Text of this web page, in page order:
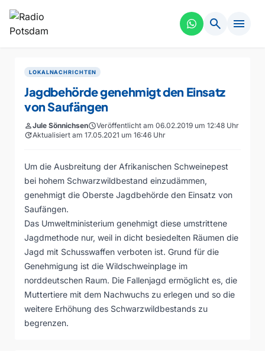
search menu
LOKALNACHRICHTEN
Jagdbehörde genehmigt den Einsatz
von Saufängen
personJule SönnichsenscheduleVeröffentlicht am 06.02.2019 um 12:48 Uhr
updateAktualisiert am 17.05.2021 um 16:46 Uhr
Um die Ausbreitung der Afrikanischen Schweinepest
bei hohem Schwarzwildbestand einzudämmen,
genehmigt die Oberste Jagdbehörde den Einsatz von
Saufängen.
Das Umweltministerium genehmigt diese umstrittene
Jagdmethode nur, weil in dicht besiedelten Räumen die
Jagd mit Schusswaffen verboten ist. Grund für die
Genehmigung ist die Wildschweinplage im
norddeutschen Raum. Die Fallenjagd ermöglicht es, die
Muttertiere mit dem Nachwuchs zu erlegen und so die
weitere Erhöhung des Schwarzwildbestands zu
begrenzen.